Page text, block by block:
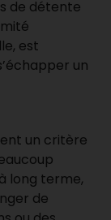
de détente
est
un
un critère
long terme,
de